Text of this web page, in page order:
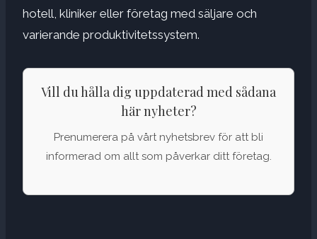
hotell, kliniker eller företag med säljare och
varierande produktivitetssystem.
Vill du hålla dig uppdaterad med sådana
här nyheter?
Prenumerera på vårt nyhetsbrev för att bli
informerad om allt som påverkar ditt företag.